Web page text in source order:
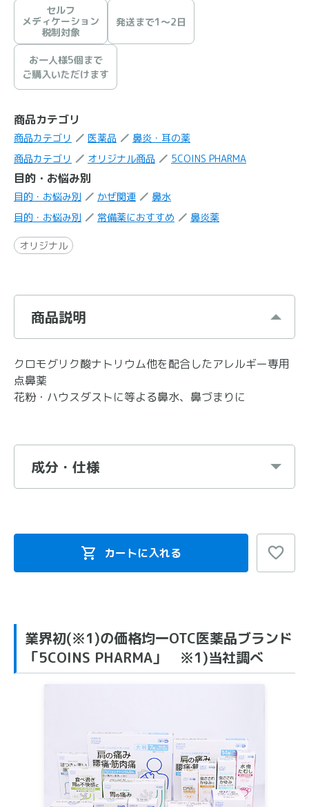
セルフ
メディケーション
税制対象
発送まで1〜2日
お一人様5個まで
ご購入いただけます
商品カテゴリ
商品カテゴリ 医薬品
鼻炎・耳の薬
商品カテゴリ
オリジナル商品 5COINS PHARMA
目的・お悩み別
目的・お悩み別 かぜ関連
鼻水
目的・お悩み別
常備薬におすすめ 鼻炎薬
オリジナル
商品説明
クロモグリク酸ナトリウム他を配合したアレルギー専用
点鼻薬
花粉・ハウスダストに等よる鼻水、鼻づまりに
成分・仕様
カートに入れる
業界初(※1)の価格均一OTC医薬品ブランド
「5COINS PHARMA」 ※1)当社調べ